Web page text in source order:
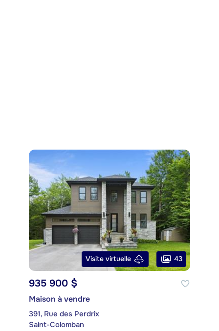
Visite virtuelle 43
935 900 $
Maison à vendre
391, Rue des Perdrix
Saint-Colomban